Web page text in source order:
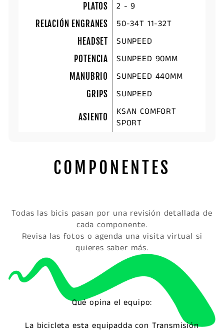
PLATOS 2 - 9
RELACIÓN ENGRANES 50-34T 11-32T
HEADSET SUNPEED
POTENCIA SUNPEED 90MM
MANUBRIO SUNPEED 440MM
GRIPS SUNPEED
ASIENTO
KSAN COMFORT
SPORT
COMPONENTES
Todas las bicis pasan por una revisión detallada de
cada componente.
Revisa las fotos o agenda una visita virtual si
quieres saber más.
Qué opina el equipo:
La bicicleta esta equipadda con Transmisión